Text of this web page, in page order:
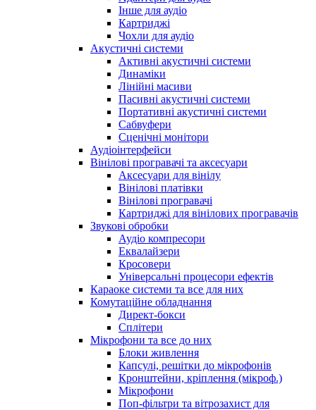
Інше для аудіо
Картриджі
Чохли для аудіо
Акустичні системи
Активні акустичні системи
Динаміки
Лінійні масиви
Пасивні акустичні системи
Портативні акустичні системи
Сабвуфери
Сценічні монітори
Аудіоінтерфейси
Вінілові програвачі та аксесуари
Аксесуари для вінілу
Вінілові платівки
Вінілові програвачі
Картриджі для вінілових програвачів
Звукові обробки
Аудіо компресори
Еквалайзери
Кросовери
Універсальні процесори ефектів
Караоке системи та все для них
Комутаційне обладнання
Директ-бокси
Сплітери
Мікрофони та все до них
Блоки живлення
Капсулі, решітки до мікрофонів
Кронштейни, кріплення (мікроф.)
Мікрофони
Поп-фільтри та вітрозахист для